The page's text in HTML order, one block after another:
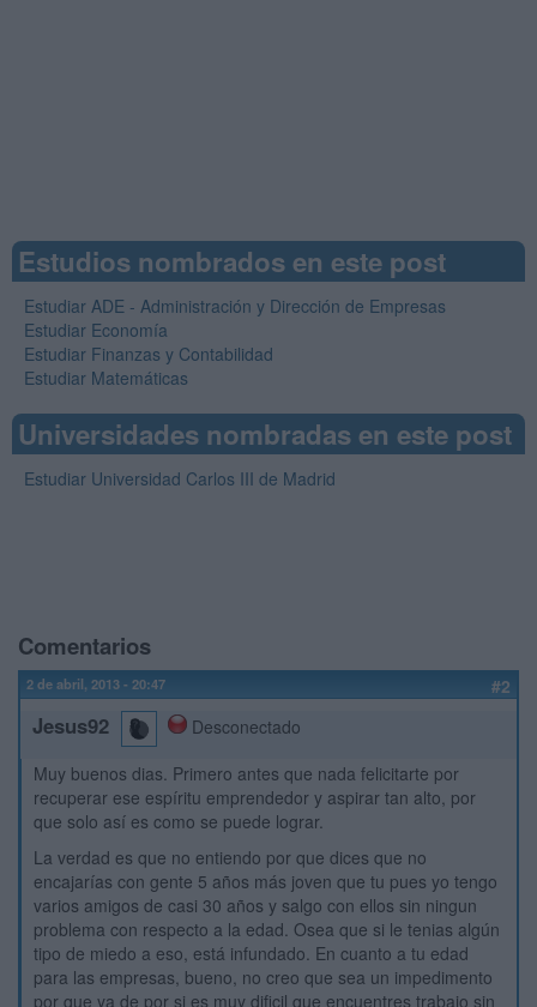
Estudios nombrados en este post
Estudiar ADE - Administración y Dirección de Empresas
Estudiar Economía
Estudiar Finanzas y Contabilidad
Estudiar Matemáticas
Universidades nombradas en este post
Estudiar Universidad Carlos III de Madrid
Comentarios
2 de abril, 2013 - 20:47 #2
Jesus92
Desconectado
Muy buenos dias. Primero antes que nada felicitarte por
recuperar ese espíritu emprendedor y aspirar tan alto, por
que solo así es como se puede lograr.
La verdad es que no entiendo por que dices que no
encajarías con gente 5 años más joven que tu pues yo tengo
varios amigos de casi 30 años y salgo con ellos sin ningun
problema con respecto a la edad. Osea que si le tenias algún
tipo de miedo a eso, está infundado. En cuanto a tu edad
para las empresas, bueno, no creo que sea un impedimento
por que ya de por si es muy dificil que encuentres trabajo sin